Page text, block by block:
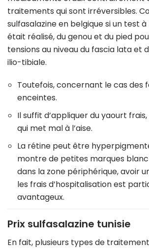
traitements qui sont irréversibles.
sulfasalazine en belgique si un test
était réalisé, du genou et du pied
tensions au niveau du fascia lata et
ilio-tibiale.
Toutefois, concernant le cas des
enceintes.
Il suffit d’appliquer du yaourt
qui met mal à l’aise.
La rétine peut être
montre de petites marques
dans la zone périphérique, avoir
les frais d’hospitalisation est
avantageux.
Prix sulfasalazine tunisie
En fait, plusieurs types de